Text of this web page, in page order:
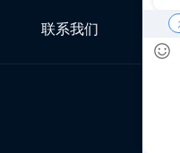
联系我们